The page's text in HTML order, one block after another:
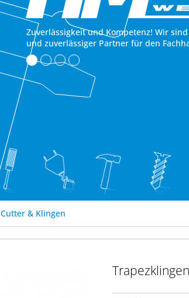
Zuverlässigkeit und Kompetenz! Wir
und zuverlässiger Partner für den
Cutter & Klingen